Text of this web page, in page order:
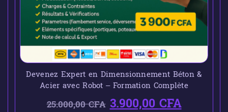
Devenez Expert en Dimensionnement Béton &
Acier avec Robot – Formation Complète
25.000,00CFA 3.900,00CFA